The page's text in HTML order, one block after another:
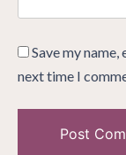
Save my
next time I